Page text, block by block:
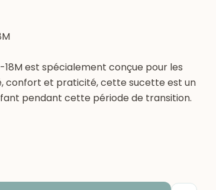
est spécialement conçue pour les
confort et praticité, cette sucette est un
pendant cette période de transition.